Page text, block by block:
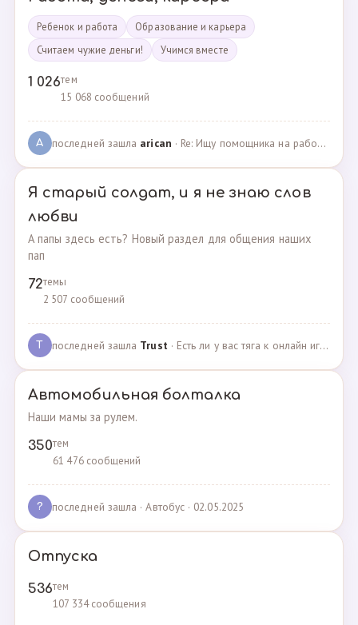
Ребенок и работа
Образование и карьера
Считаем чужие деньги!
Учимся вместе
1 026тем
15 068 сообщений
A последней зашла arican · Re: Ищу помощника на работе · 14.01.2025
Я старый солдат, и я не знаю слов
любви
А папы здесь есть? Новый раздел для общения наших
пап
72темы
2 507 сообщений
T последней зашла Trust · Есть ли у вас тяга к онлайн играм? · 02.05.2025
Автомобильная болталка
Наши мамы за рулем.
350тем
61 476 сообщений
? последней зашла · Автобус · 02.05.2025
Отпуска
536тем
107 334 сообщения